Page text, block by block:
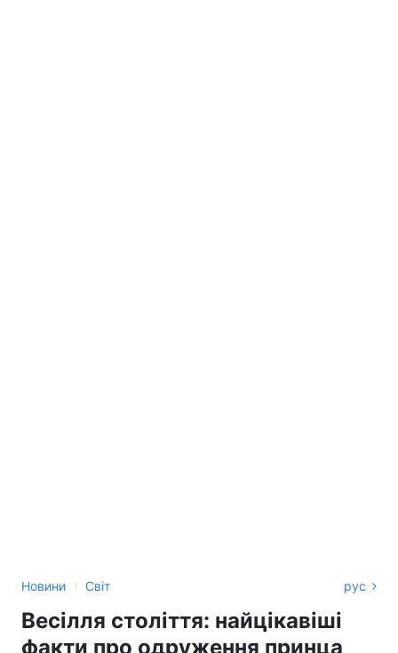
Новини › Світ рус
Весілля століття: найцікавіші
факти про одруження принца